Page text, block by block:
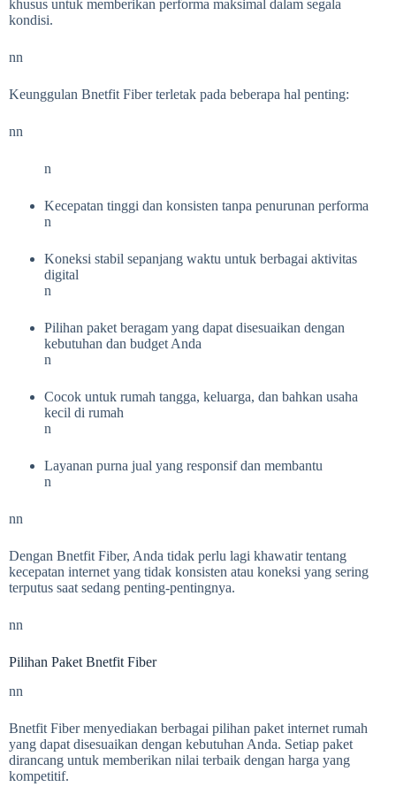
khusus untuk memberikan performa maksimal dalam segala
kondisi.
nn
Keunggulan Bnetfit Fiber terletak pada beberapa hal penting:
nn
n
Kecepatan tinggi dan konsisten tanpa penurunan performa
n
Koneksi stabil sepanjang waktu untuk berbagai aktivitas
digital
n
Pilihan paket beragam yang dapat disesuaikan dengan
kebutuhan dan budget Anda
n
Cocok untuk rumah tangga, keluarga, dan bahkan usaha
kecil di rumah
n
Layanan purna jual yang responsif dan membantu
n
nn
Dengan Bnetfit Fiber, Anda tidak perlu lagi khawatir tentang
kecepatan internet yang tidak konsisten atau koneksi yang sering
terputus saat sedang penting-pentingnya.
nn
Pilihan Paket Bnetfit Fiber
nn
Bnetfit Fiber menyediakan berbagai pilihan paket internet rumah
yang dapat disesuaikan dengan kebutuhan Anda. Setiap paket
dirancang untuk memberikan nilai terbaik dengan harga yang
kompetitif.